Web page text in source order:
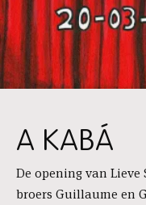
A KABÁ
De opening van Lieve
broers Guillaume en